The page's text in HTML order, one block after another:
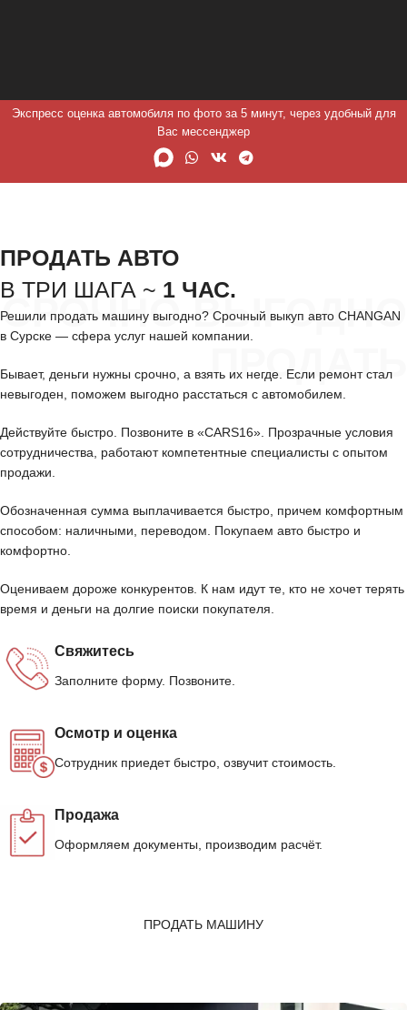
Экспресс оценка автомобиля по фото за 5 минут, через удобный для
Вас мессенджер
СРОЧНО ВЫГОДНО
ПРОДАТЬ
ПРОДАТЬ АВТО
В ТРИ ШАГА ~ 1 ЧАС.
Решили продать машину выгодно? Срочный выкуп авто CHANGAN
в Сурске — сфера услуг нашей компании.
Бывает, деньги нужны срочно, а взять их негде. Если ремонт стал
невыгоден, поможем выгодно расстаться с автомобилем.
Действуйте быстро. Позвоните в «CARS16». Прозрачные условия
сотрудничества, работают компетентные специалисты с опытом
продажи.
Обозначенная сумма выплачивается быстро, причем комфортным
способом: наличными, переводом. Покупаем авто быстро и
комфортно.
Оцениваем дороже конкурентов. К нам идут те, кто не хочет терять
время и деньги на долгие поиски покупателя.
Свяжитесь
Заполните форму. Позвоните.
Осмотр и оценка
Сотрудник приедет быстро, озвучит стоимость.
Продажа
Оформляем документы, производим расчёт.
ПРОДАТЬ МАШИНУ